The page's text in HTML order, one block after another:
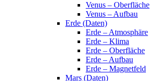
Venus – Oberfläche
Venus – Aufbau
Erde (Daten)
Erde – Atmosphäre
Erde – Klima
Erde – Oberfläche
Erde – Aufbau
Erde – Magnetfeld
Mars (Daten)